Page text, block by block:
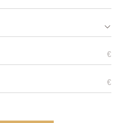
€
€